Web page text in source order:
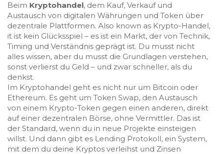
Beim Kryptohandel, dem Kauf, Verkauf und
Austausch von digitalen Währungen und Token über
dezentrale Plattformen. Also known as Krypto-Handel,
it ist kein Glücksspiel – es ist ein Markt, der von Technik,
Timing und Verständnis geprägt ist. Du musst nicht
alles wissen, aber du musst die Grundlagen verstehen,
sonst verlierst du Geld – und zwar schneller, als du
denkst.
Im Kryptohandel geht es nicht nur um Bitcoin oder
Ethereum. Es geht um Token Swap, den Austausch
von einem Krypto-Token gegen einen anderen, direkt
auf einer dezentralen Börse, ohne Vermittler. Das ist
der Standard, wenn du in neue Projekte einsteigen
willst. Und dann gibt es Lending Protokoll, ein System,
mit dem du deine Kryptos verleihst und Zinsen